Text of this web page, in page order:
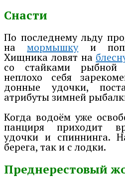
Снасти
По последнему льду
намормышкуи
Хищника ловят на
со стайками рыбной
неплохо себя
донные удочки,
атрибуты зимней
Когда водоём уже
панциря приходит
удочки и спиннинга.
берега, так и с лодки.
Преднерестовый